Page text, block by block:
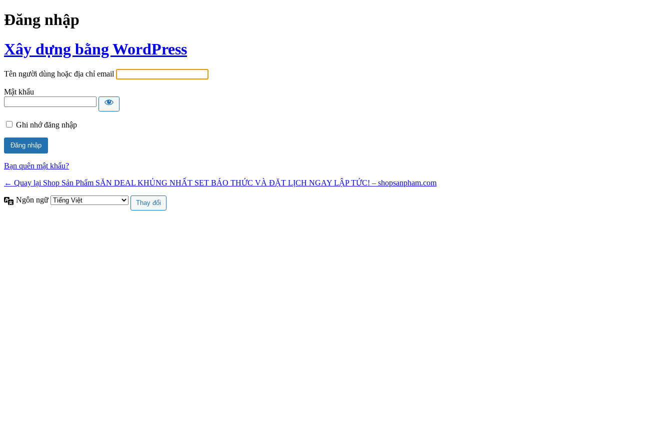
Đăng nhập
Xây dựng bằng WordPress
Tên người dùng hoặc địa chỉ email
Mật khẩu
Ghi nhớ đăng nhập
Bạn quên mật khẩu?
← Quay lại Shop Sản Phẩm SĂN DEAL KHỦNG NHẤT SET BÁO THỨC VÀ ĐẶT LỊCH NGAY LẬP TỨC! – shopsanpham.com
Ngôn ngữ